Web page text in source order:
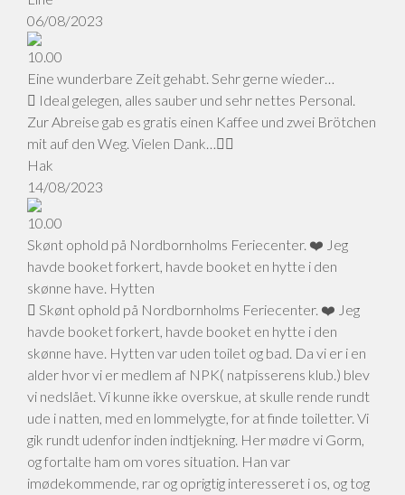
06/08/2023
10.00
Eine wunderbare Zeit gehabt. Sehr gerne wieder…
Ideal gelegen, alles sauber und sehr nettes Personal.
Zur Abreise gab es gratis einen Kaffee und zwei Brötchen
mit auf den Weg. Vielen Dank…👍🏻
Hak
14/08/2023
10.00
Skønt ophold på Nordbornholms Feriecenter. ❤️ Jeg
havde booket forkert, havde booket en hytte i den
skønne have. Hytten
Skønt ophold på Nordbornholms Feriecenter. ❤️ Jeg
havde booket forkert, havde booket en hytte i den
skønne have. Hytten var uden toilet og bad. Da vi er i en
alder hvor vi er medlem af NPK( natpisserens klub.) blev
vi nedslået. Vi kunne ikke overskue, at skulle rende rundt
ude i natten, med en lommelygte, for at finde toiletter. Vi
gik rundt udenfor inden indtjekning. Her mødre vi Gorm,
og fortalte ham om vores situation. Han var
imødekommende, rar og oprigtig interesseret i os, og tog